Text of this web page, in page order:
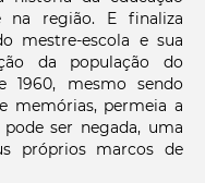
na região. E finaliza
mestre-escola e sua
da população do
1960, mesmo sendo
memórias, permeia a
ser negada, uma
próprios marcos de